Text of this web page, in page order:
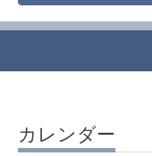
カレンダー